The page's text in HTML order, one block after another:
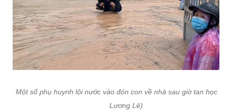
Một số phụ huynh lội nước vào đón con về nhà sau giờ tan học
Lương Lê)